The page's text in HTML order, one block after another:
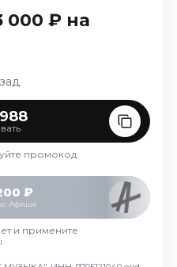
000 ₽ на
промокод
₽
Афише
и примените